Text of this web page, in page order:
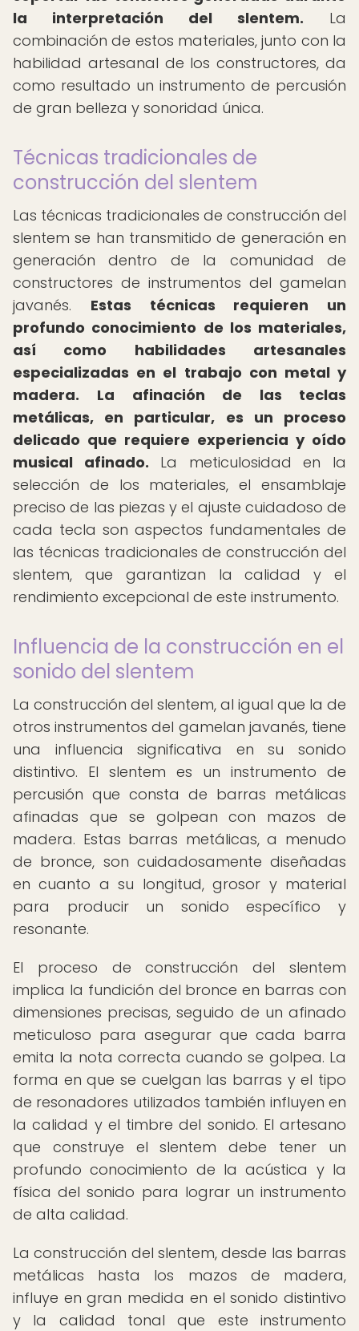
la interpretación del slentem. La
combinación de estos materiales, junto con la
habilidad artesanal de los constructores, da
como resultado un instrumento de percusión
de gran belleza y sonoridad única.
Técnicas tradicionales de
construcción del slentem
Las técnicas tradicionales de construcción del
slentem se han transmitido de generación en
generación dentro de la comunidad de
constructores de instrumentos del gamelan
javanés. Estas técnicas requieren un
profundo conocimiento de los materiales,
así como habilidades artesanales
especializadas en el trabajo con metal y
madera.
La afinación de las teclas
metálicas, en particular, es un proceso
delicado que requiere experiencia y oído
musical afinado. La meticulosidad en la
selección de los materiales, el ensamblaje
preciso de las piezas y el ajuste cuidadoso de
cada tecla son aspectos fundamentales de
las técnicas tradicionales de construcción del
slentem, que garantizan la calidad y el
rendimiento excepcional de este instrumento.
Influencia de la construcción en el
sonido del slentem
La construcción del slentem, al igual que la de
otros instrumentos del gamelan javanés, tiene
una influencia significativa en su sonido
distintivo. El slentem es un instrumento de
percusión que consta de barras metálicas
afinadas que se golpean con mazos de
madera. Estas barras metálicas, a menudo
de bronce, son cuidadosamente diseñadas
en cuanto a su longitud, grosor y material
para producir un sonido específico y
resonante.
El proceso de construcción del slentem
implica la fundición del bronce en barras con
dimensiones precisas, seguido de un afinado
meticuloso para asegurar que cada barra
emita la nota correcta cuando se golpea. La
forma en que se cuelgan las barras y el tipo
de resonadores utilizados también influyen en
la calidad y el timbre del sonido. El artesano
que construye el slentem debe tener un
profundo conocimiento de la acústica y la
física del sonido para lograr un instrumento
de alta calidad.
La construcción del slentem, desde las barras
metálicas hasta los mazos de madera,
influye en gran medida en el sonido distintivo
y la calidad tonal que este instrumento